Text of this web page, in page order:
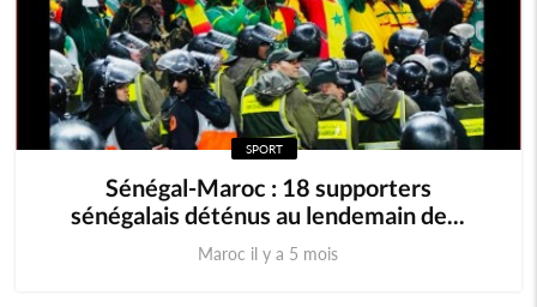
SPORT
Sénégal-Maroc : 18 supporters
sénégalais déténus au lendemain de...
Maroc il y a 5 mois